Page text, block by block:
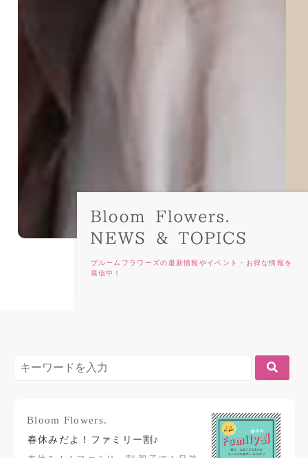
ブルームフラワーズの最新情報やイベント・お得な情報を
発信中！
Bloom Flowers.
春休みだよ！ファミリー割♪